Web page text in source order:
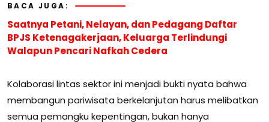
BACA JUGA:
Saatnya Petani, Nelayan, dan Pedagang Daftar
BPJS Ketenagakerjaan, Keluarga Terlindungi
Walapun Pencari Nafkah Cedera
Kolaborasi lintas sektor ini menjadi bukti nyata bahwa
membangun pariwisata berkelanjutan harus melibatkan
semua pemangku kepentingan, bukan hanya